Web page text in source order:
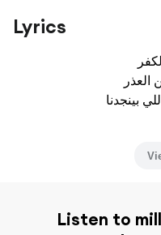
Lyrics
العذر
بينجدنا
Listen to